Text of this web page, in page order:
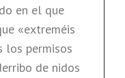
en el que
«extreméis
los permisos
de nidos